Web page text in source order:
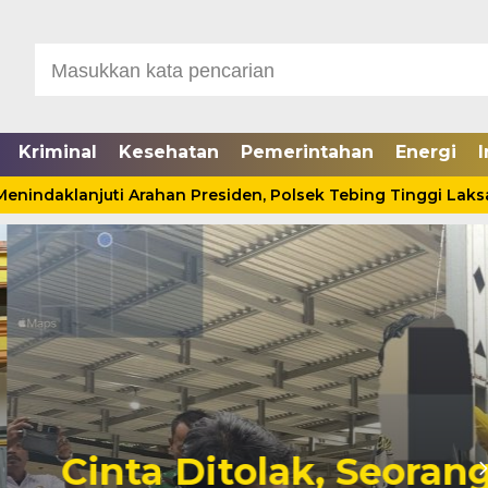
Kriminal Kesehatan Pemerintahan Energi
Arahan Presiden, Polsek Tebing Tinggi
Pria Tewas